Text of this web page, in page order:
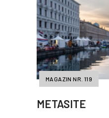
MAGAZIN NR. 119
METASITE